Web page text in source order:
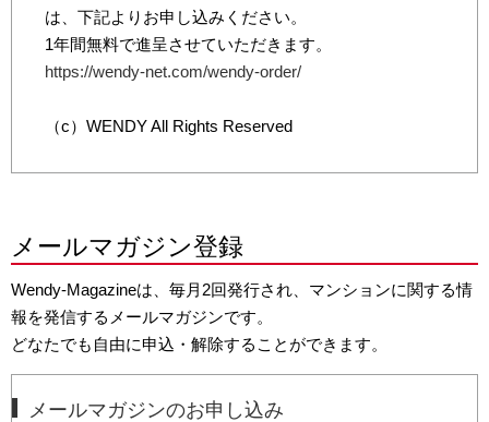
は、下記よりお申し込みください。
1年間無料で進呈させていただきます。
https://wendy-net.com/wendy-order/
（c）WENDY All Rights Reserved
メールマガジン登録
Wendy-Magazineは、毎月2回発行され、マンションに関する情
報を発信するメールマガジンです。
どなたでも自由に申込・解除することができます。
メールマガジンのお申し込み